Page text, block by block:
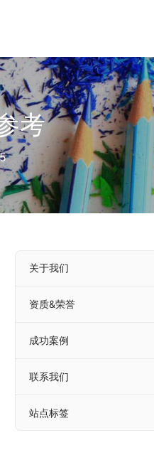
考
关于我们
资质&荣誉
成功案例
联系我们
站点标签